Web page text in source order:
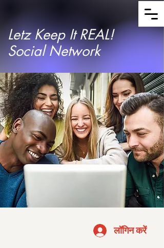
Letz Keep It REAL!
Social Network
लॉगिन करें